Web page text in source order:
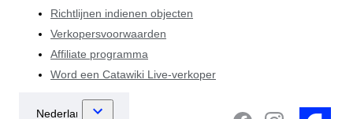
Richtlijnen indienen objecten
Verkopersvoorwaarden
Affiliate programma
Word een Catawiki Live-verkoper